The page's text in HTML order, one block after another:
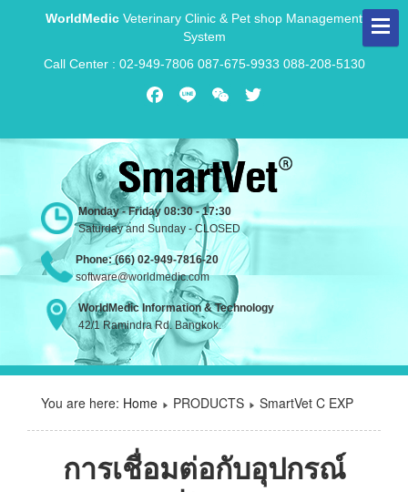
WorldMedic Veterinary Clinic & Pet shop Management
System
Call Center : 02-949-7806 087-675-9933 088-208-5130
Monday - Friday 08:30 - 17:30
Saturday and Sunday - CLOSED
Phone: (66) 02-949-7816-20
software@worldmedic.com
WorldMedic Information & Technology
42/1 Ramindra Rd. Bangkok.
You are here: Home PRODUCTS SmartVet C EXP
การเชื่อมต่อกับอุปกรณ์